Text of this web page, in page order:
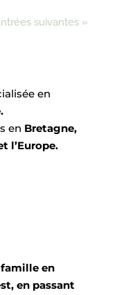
suivantes »
en
en Bretagne,
l’Europe.
en
en passant